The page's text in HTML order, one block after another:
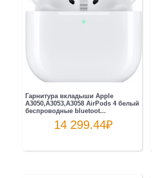
Гарнитура вкладыши Apple
A3050,A3053,A3058 AirPods 4 белый
беспроводные bluetoot...
14 299.44₽